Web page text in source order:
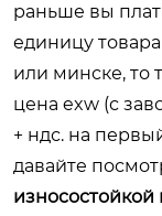
раньше вы
единицу
или минске, то
цена exw (с
+ ндс. на
давайте
износостойкой